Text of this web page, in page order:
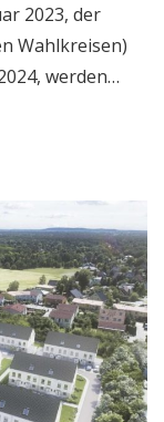
2023, der
Wahlkreisen)
werden…